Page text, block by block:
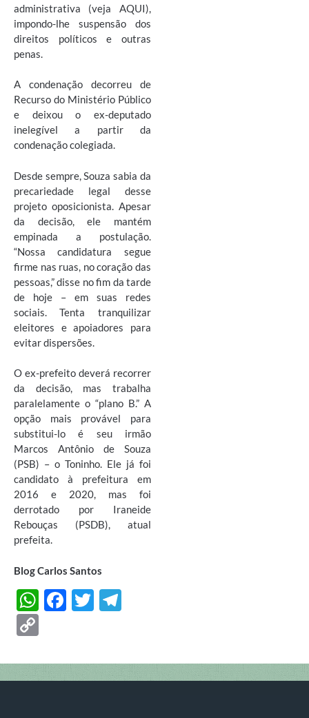
administrativa (veja AQUI),
impondo-lhe suspensão dos
direitos políticos e outras
penas.
A condenação decorreu de
Recurso do Ministério Público
e deixou o ex-deputado
inelegível a partir da
condenação colegiada.
Desde sempre, Souza sabia da
precariedade legal desse
projeto oposicionista. Apesar
da decisão, ele mantém
empinada a postulação.
“Nossa candidatura segue
firme nas ruas, no coração das
pessoas,” disse no fim da tarde
de hoje – em suas redes
sociais. Tenta tranquilizar
eleitores e apoiadores para
evitar dispersões.
O ex-prefeito deverá recorrer
da decisão, mas trabalha
paralelamente o “plano B.” A
opção mais provável para
substitui-lo é seu irmão
Marcos Antônio de Souza
(PSB) – o Toninho. Ele já foi
candidato à prefeitura em
2016 e 2020, mas foi
derrotado por Iraneide
Rebouças (PSDB), atual
prefeita.
Blog Carlos Santos
W
s
A
F
b
o
T
er gr
a
p